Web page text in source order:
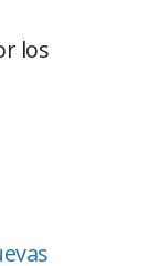
los